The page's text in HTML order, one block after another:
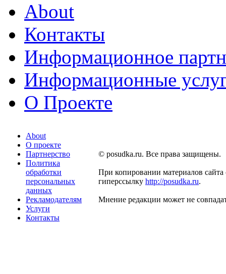
About
Контакты
Информационное
Информационные
О Проекте
About
О проекте
Партнерство
Политика
обработки
персональных
данных
Рекламодателям
Услуги
Контакты
© posudka.ru. Все права защищены.
При копировании материалов сайта
гиперссылку http://posudka.ru.
Мнение редакции может не